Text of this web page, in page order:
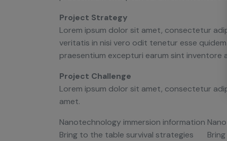
Project Strategy
Lorem ipsum dolor sit amet, consectetur
veritatis in nisi vero odit tenetur esse
praesentium excepturi earum sint inventore
Project Challenge
Lorem ipsum dolor sit amet, consectetur
amet.
Nanotechnology immersion information
Bring to the table survival strategies